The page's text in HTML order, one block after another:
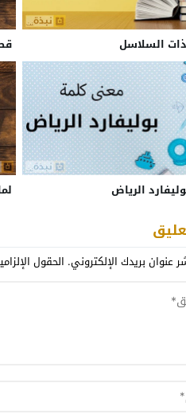
السلاسل
الرياض
عنوان بريدك الإلكتروني. الحقول